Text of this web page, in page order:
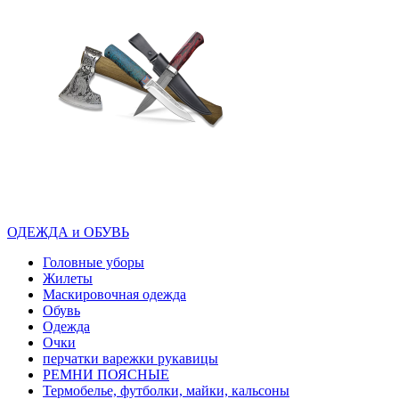
ОДЕЖДА и ОБУВЬ
Головные уборы
Жилеты
Маскировочная одежда
Обувь
Одежда
Очки
перчатки варежки рукавицы
РЕМНИ ПОЯСНЫЕ
Термобелье, футболки, майки, кальсоны